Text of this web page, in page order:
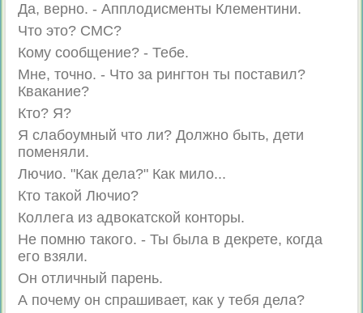
Да, верно. - Апплодисменты Клементини.
Что это? СМС?
Кому сообщение? - Тебе.
Мне, точно. - Что за рингтон ты поставил?
Квакание?
Кто? Я?
Я слабоумный что ли? Должно быть, дети
поменяли.
Лючио. "Как дела?" Как мило...
Кто такой Лючио?
Коллега из адвокатской конторы.
Не помню такого. - Ты была в декрете, когда
его взяли.
Он отличный парень.
А почему он спрашивает, как у тебя дела?